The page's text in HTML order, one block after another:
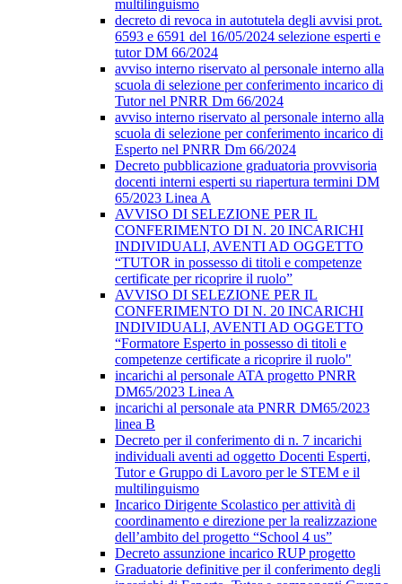
multilinguismo
decreto di revoca in autotutela degli avvisi prot.
6593 e 6591 del 16/05/2024 selezione esperti e
tutor DM 66/2024
avviso interno riservato al personale interno alla
scuola di selezione per conferimento incarico di
Tutor nel PNRR Dm 66/2024
avviso interno riservato al personale interno alla
scuola di selezione per conferimento incarico di
Esperto nel PNRR Dm 66/2024
Decreto pubblicazione graduatoria provvisoria
docenti interni esperti su riapertura termini DM
65/2023 Linea A
AVVISO DI SELEZIONE PER IL
CONFERIMENTO DI N. 20 INCARICHI
INDIVIDUALI, AVENTI AD OGGETTO
“TUTOR in possesso di titoli e competenze
certificate per ricoprire il ruolo”
AVVISO DI SELEZIONE PER IL
CONFERIMENTO DI N. 20 INCARICHI
INDIVIDUALI, AVENTI AD OGGETTO
“Formatore Esperto in possesso di titoli e
competenze certificate a ricoprire il ruolo"
incarichi al personale ATA progetto PNRR
DM65/2023 Linea A
incarichi al personale ata PNRR DM65/2023
linea B
Decreto per il conferimento di n. 7 incarichi
individuali aventi ad oggetto Docenti Esperti,
Tutor e Gruppo di Lavoro per le STEM e il
multilinguismo
Incarico Dirigente Scolastico per attività di
coordinamento e direzione per la realizzazione
dell’ambito del progetto “School 4 us”
Decreto assunzione incarico RUP progetto
Graduatorie definitive per il conferimento degli